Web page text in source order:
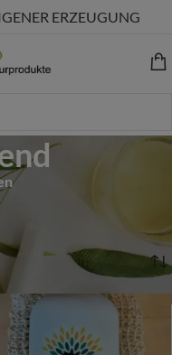
ERZEUGUNG
mit „Wohltuend“